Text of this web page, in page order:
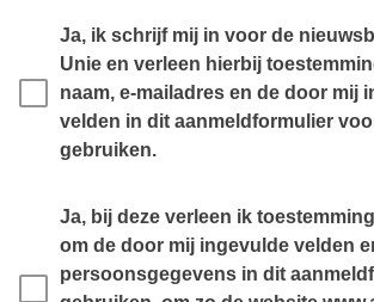
Ja, ik schrijf mij in voor de
Unie en verleen hierbij
naam, e-mailadres en de door mij
velden in dit aanmeldformulier
gebruiken.
Ja, bij deze verleen ik
om de door mij ingevulde velden
persoonsgegevens in dit